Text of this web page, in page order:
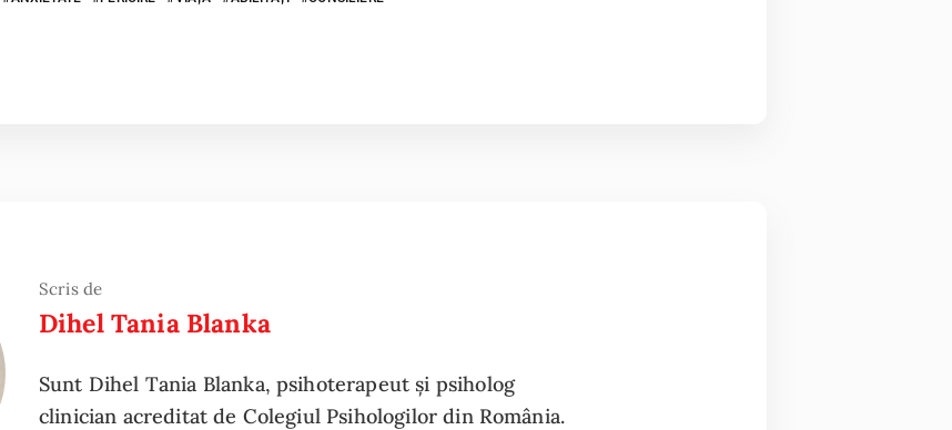
Scris de
Dihel Tania Blanka
Sunt Dihel Tania Blanka, psihoterapeut și psiholog
clinician acreditat de Colegiul Psihologilor din România.